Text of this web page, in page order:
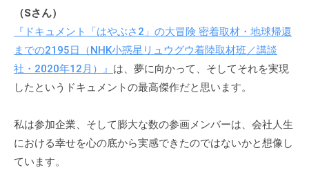
（Sさん）
『ドキュメント「はやぶさ2」の大冒険 密着取材・地球帰還
までの2195日（NHK小惑星リュウグウ着陸取材班／講談
社・2020年12月）』 は、夢に向かって、そしてそれを実現
したというドキュメントの最高傑作だと思います。
私は参加企業、そして膨大な数の参画メンバーは、会社人生
における幸せを心の底から実感できたのではないかと想像し
ています。